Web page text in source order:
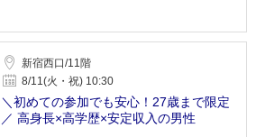
新宿西口/11階
8/11(火・祝) 10:30
＼初めての参加でも安心！27歳まで限定
／ 高身長×高学歴×安定収入の男性